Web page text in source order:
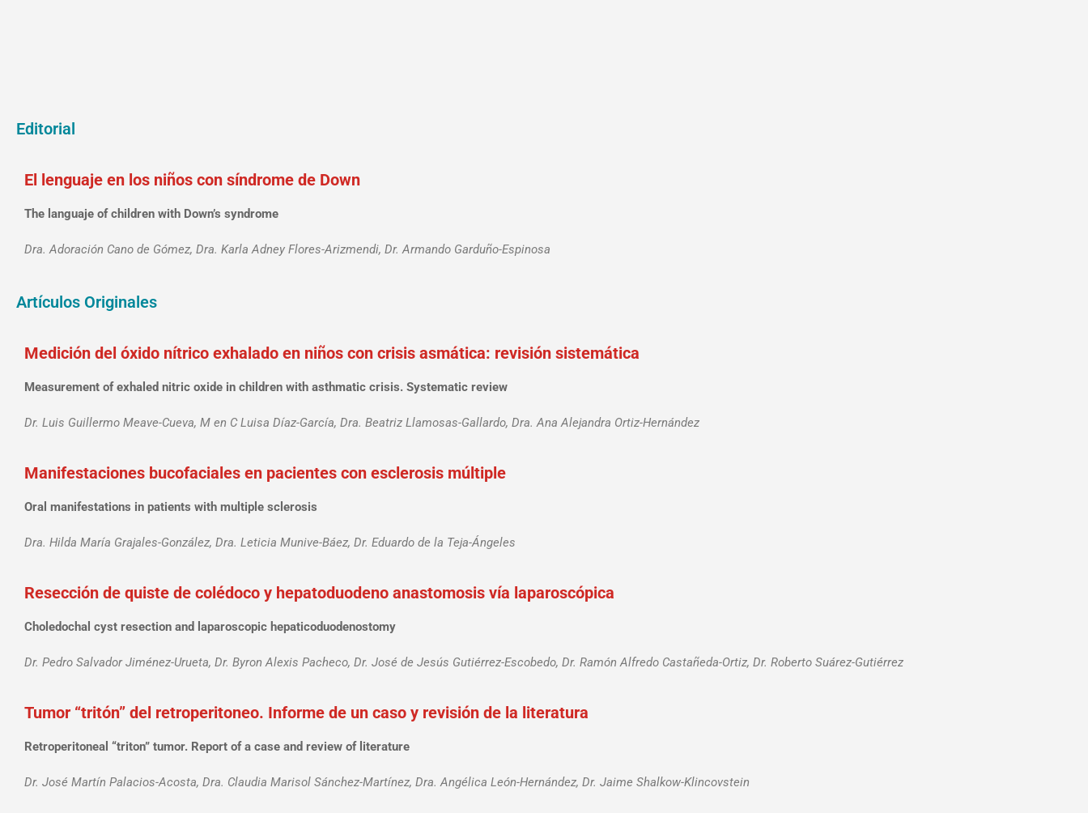
Editorial
El lenguaje en los niños con síndrome de Down
The languaje of children with Down’s syndrome
Dra. Adoración Cano de Gómez, Dra. Karla Adney Flores-Arizmendi, Dr. Armando Garduño-Espinosa
Artículos Originales
Medición del óxido nítrico exhalado en niños con crisis asmática: revisión sistemática
Measurement of exhaled nitric oxide in children with asthmatic crisis. Systematic review
Dr. Luis Guillermo Meave-Cueva, M en C Luisa Díaz-García, Dra. Beatriz Llamosas-Gallardo, Dra. Ana Alejandra Ortiz-Hernández
Manifestaciones bucofaciales en pacientes con esclerosis múltiple
Oral manifestations in patients with multiple sclerosis
Dra. Hilda María Grajales-González, Dra. Leticia Munive-Báez, Dr. Eduardo de la Teja-Ángeles
Resección de quiste de colédoco y hepatoduodeno anastomosis vía laparoscópica
Choledochal cyst resection and laparoscopic hepaticoduodenostomy
Dr. Pedro Salvador Jiménez-Urueta, Dr. Byron Alexis Pacheco, Dr. José de Jesús Gutiérrez-Escobedo, Dr. Ramón Alfredo Castañeda-Ortiz, Dr. Roberto Suárez-Gutiérrez
Tumor “tritón” del retroperitoneo. Informe de un caso y revisión de la literatura
Retroperitoneal “triton” tumor. Report of a case and review of literature
Dr. José Martín Palacios-Acosta, Dra. Claudia Marisol Sánchez-Martínez, Dra. Angélica León-Hernández, Dr. Jaime Shalkow-Klincovstein